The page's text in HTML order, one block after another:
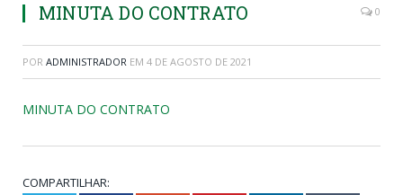
MINUTA DO CONTRATO 0
POR ADMINISTRADOR EM 4 DE AGOSTO DE 2021
MINUTA DO CONTRATO
COMPARTILHAR: